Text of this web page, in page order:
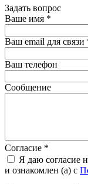
Задать вопрос
Ваше имя *
Ваш email для связи
Ваш телефон
Сообщение
Согласие *
Я даю согласие
и ознакомлен (а) с